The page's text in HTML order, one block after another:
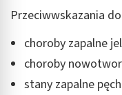
Przeciwwskazania
choroby zapalne
choroby
stany zapalne